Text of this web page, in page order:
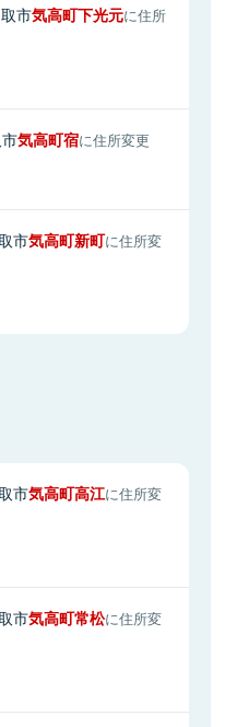
市気高町下光元に住所
気高町宿に住所変更
市気高町新町に住所変
市気高町高江に住所変
市気高町常松に住所変